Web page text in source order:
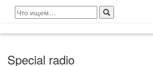
Search
for:
Special radio